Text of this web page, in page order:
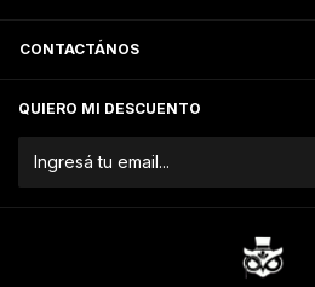
CONTACTÁNOS
QUIERO MI DESCUENTO